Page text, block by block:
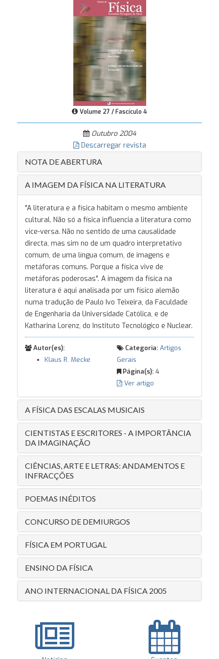
Volume 27 / Fascículo 4
Outubro 2004
Descarregar revista
NOTA DE ABERTURA
A IMAGEM DA FÍSICA NA LITERATURA
"A literatura e a física habitam o mesmo ambiente
cultural. Não só a física influencia a literatura como
vice-versa. Não no sentido de uma causalidade
directa, mas sim no de um quadro interpretativo
comum, de uma língua comum, de imagens e
metáforas comuns. Porque a física vive de
metáforas poderosas". A imagem da física na
literatura é aqui analisada por um físico alemão
numa tradução de Paulo Ivo Teixeira, da Faculdade
de Engenharia da Universidade Católica, e de
Katharina Lorenz, do Instituto Tecnológico e Nuclear.
Autor(es):
Klaus R. Mecke
Categoria: Artigos
Gerais
Página(s): 4
Ver artigo
A FÍSICA DAS ESCALAS MUSICAIS
CIENTISTAS E ESCRITORES - A IMPORTÂNCIA
DA IMAGINAÇÃO
CIÊNCIAS, ARTE E LETRAS: ANDAMENTOS E
INFRACÇÕES
POEMAS INÉDITOS
CONCURSO DE DEMIURGOS
FÍSICA EM PORTUGAL
ENSINO DA FÍSICA
ANO INTERNACIONAL DA FÍSICA 2005